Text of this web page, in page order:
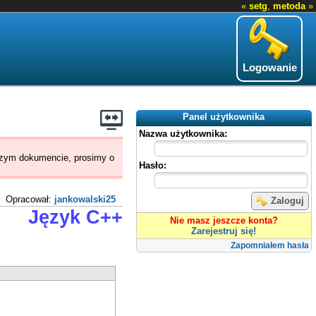
« setg, metoda»
Logowanie
Panel użytkownika
Nazwa użytkownika:
Hasło:
Zaloguj
Nie masz jeszcze konta?
Zarejestruj się!
Zapomniałem hasła
dokumencie, prosimy o
Opracował: jankowalski25
Język C++